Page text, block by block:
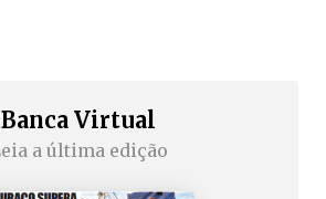
Banca Virtual
a última edição